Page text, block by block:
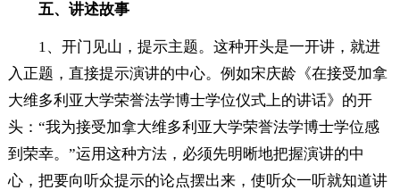
五、讲述故事
1、开门见山，提示主题。这种开头是一开讲，就进
入正题，直接提示演讲的中心。例如宋庆龄《在接受加拿
大维多利亚大学荣誉法学博士学位仪式上的讲话》的开
头：“我为接受加拿大维多利亚大学荣誉法学博士学位感
到荣幸。”运用这种方法，必须先明晰地把握演讲的中
心，把要向听众提示的论点摆出来，使听众一听就知道讲